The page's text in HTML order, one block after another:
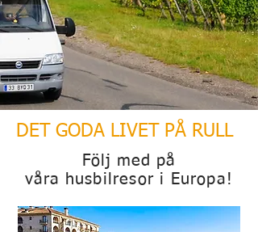
DET GODA LIVET PÅ RULL
Följ med på
våra husbilresor i Europa!